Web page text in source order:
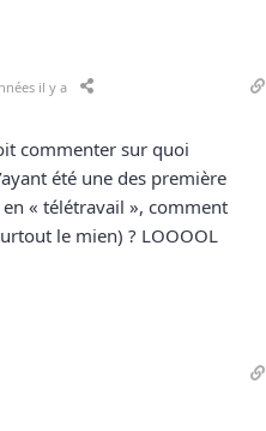
il y a
commenter sur quoi
été une des première
« télétravail », comment
le mien) ? LOOOOL